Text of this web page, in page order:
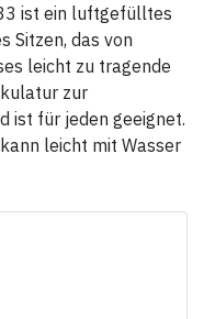
ist ein luftgefülltes
Sitzen, das von
leicht zu tragende
zur
ist für jeden geeignet.
leicht mit Wasser